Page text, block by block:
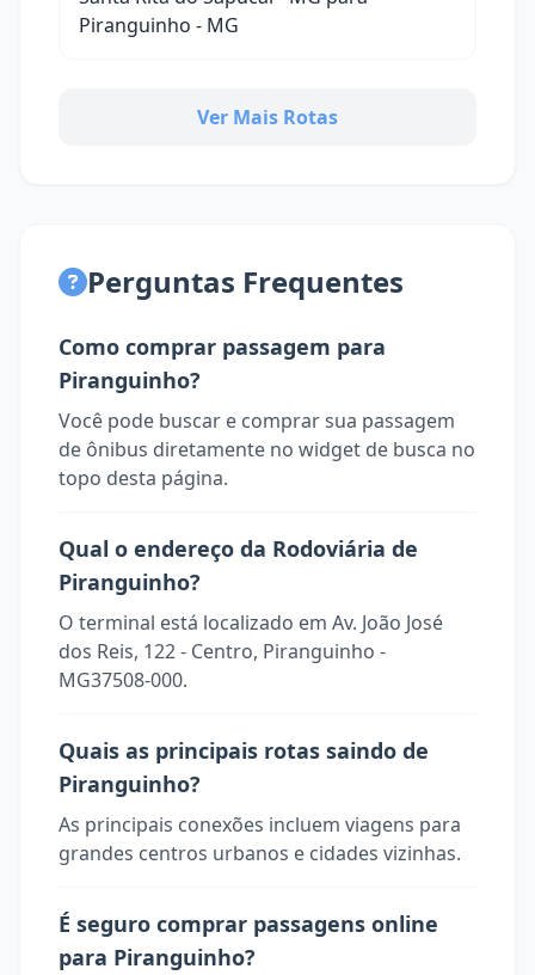
Piranguinho - MG
Ver Mais Rotas
Perguntas Frequentes
Como comprar passagem para
Piranguinho?
Você pode buscar e comprar sua passagem
de ônibus diretamente no widget de busca no
topo desta página.
Qual o endereço da Rodoviária de
Piranguinho?
O terminal está localizado em Av. João José
dos Reis, 122 - Centro, Piranguinho -
MG37508-000.
Quais as principais rotas saindo de
Piranguinho?
As principais conexões incluem viagens para
grandes centros urbanos e cidades vizinhas.
É seguro comprar passagens online
para Piranguinho?